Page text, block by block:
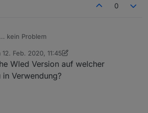
0
... kein Problem
12. Feb. 2020, 11:45
von mtaxer 2. Dez. 2020, 12:46
Wled Version auf welcher
Verwendung?